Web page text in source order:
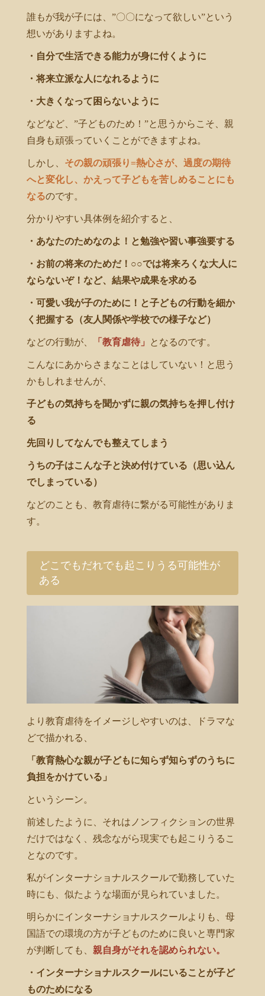
誰もが我が子には、”〇〇になって欲しい”という
想いがありますよね。
・自分で生活できる能力が身に付くように
・将来立派な人になれるように
・大きくなって困らないように
などなど、”子どものため！”と思うからこそ、親
自身も頑張っていくことができますよね。
しかし、 その親の頑張り=熱心さが、過度の期待
へと変化し、かえって子どもを苦しめることにも
なるのです。
分かりやすい具体例を紹介すると、
・あなたのためなのよ！と勉強や習い事強要する
・お前の将来のためだ！○○では将来ろくな大人に
ならないぞ！など、結果や成果を求める
・可愛い我が子のために！と子どもの行動を細か
く把握する（友人関係や学校での様子など）
などの行動が、 「教育虐待」 となるのです。
こんなにあからさまなことはしていない！と思う
かもしれませんが、
子どもの気持ちを聞かずに親の気持ちを押し付け
る
先回りしてなんでも整えてしまう
うちの子はこんな子と決め付けている（思い込ん
でしまっている）
などのことも、教育虐待に繋がる可能性がありま
す。
どこでもだれでも起こりうる可能性が
ある
より教育虐待をイメージしやすいのは、ドラマな
どで描かれる、
「教育熱心な親が子どもに知らず知らずのうちに
負担をかけている」
というシーン。
前述したように、それはノンフィクションの世界
だけではなく、残念ながら現実でも起こりうるこ
となのです。
私がインターナショナルスクールで勤務していた
時にも、似たような場面が見られていました。
明らかにインターナショナルスクールよりも、母
国語での環境の方が子どものために良いと専門家
が判断しても、 親自身がそれを認められない。
・インターナショナルスクールにいることが子ど
ものためになる